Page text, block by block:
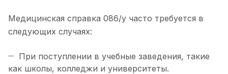
Медицинская справка 086/у часто требуется в
следующих случаях:
При поступлении в учебные заведения, такие
как школы, колледжи и университеты.